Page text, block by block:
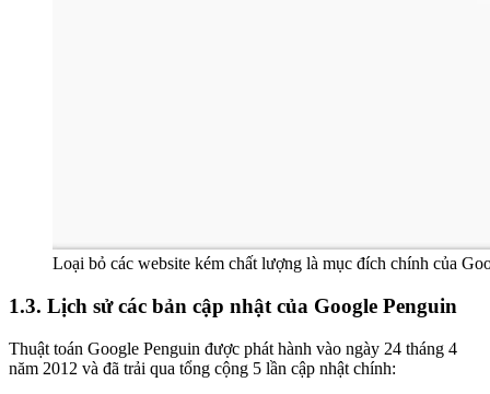
Loại bỏ các website kém chất lượng là mục đích chính của
1.3. Lịch sử các bản cập nhật của Google Penguin
Thuật toán Google Penguin được phát hành vào ngày 24 tháng 4
năm 2012 và đã trải qua tổng cộng 5 lần cập nhật chính: